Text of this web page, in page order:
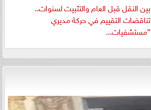
بين النقل قبل العام والتثبيت لسنوات..
تناقضات التقييم في حركة مديري
”مستشفيات...